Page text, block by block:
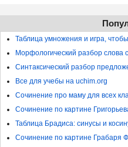
Таблица умножения и игра,
Морфологический разбор слова
Синтаксический разбор
Все для учебы на uchim.org
Сочинение про маму для всех
Сочинение по картине
Таблица Брадиса: синусы и
Сочинение по картине Грабаря